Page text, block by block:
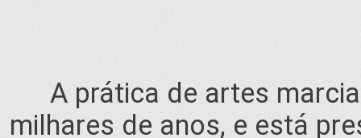
A prática de artes
milhares de anos, e está